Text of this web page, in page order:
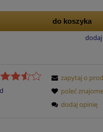
do koszyka
zapytaj o
poleć
dodaj opinię